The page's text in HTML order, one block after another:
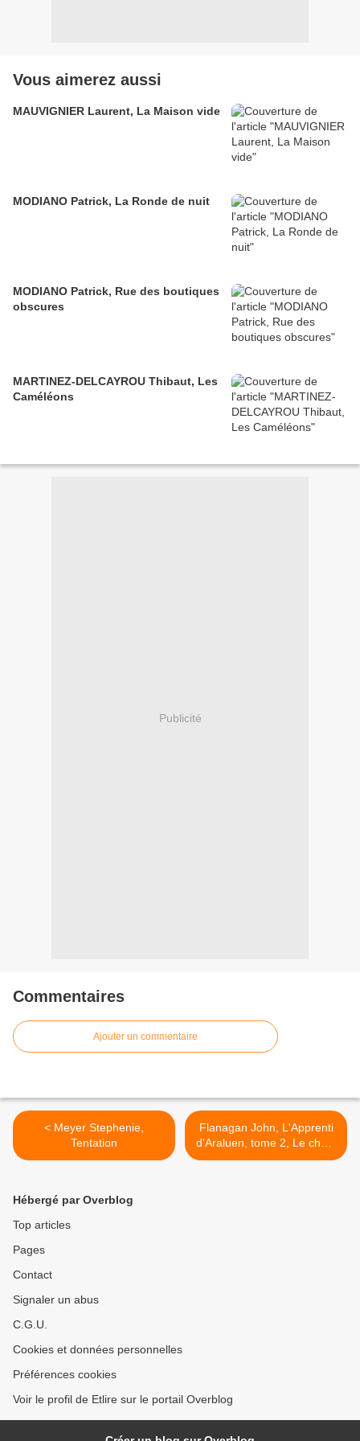
Vous aimerez aussi
MAUVIGNIER Laurent, La Maison vide
MODIANO Patrick, La Ronde de nuit
MODIANO Patrick, Rue des boutiques
obscures
MARTINEZ-DELCAYROU Thibaut, Les
Caméléons
Publicité
Commentaires
Ajouter un commentaire
< Meyer Stephenie,
Tentation
Flanagan John, L'Apprenti
d'Araluen, tome 2, Le chant
des Wargals >
Hébergé par Overblog
Top articles
Pages
Contact
Signaler un abus
C.G.U.
Cookies et données personnelles
Préférences cookies
Voir le profil de Etlire sur le portail Overblog